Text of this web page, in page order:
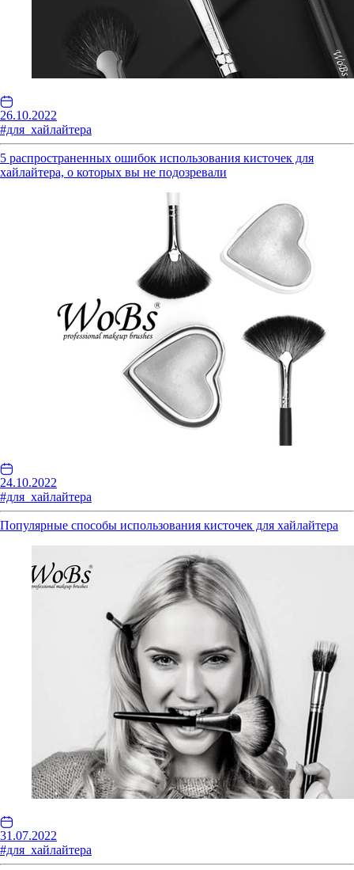
26.10.2022
#для_хайлайтера
5 распространенных ошибок использования кисточек для
хайлайтера, о которых вы не подозревали
24.10.2022
#для_хайлайтера
Популярные способы использования кисточек для хайлайтера
31.07.2022
#для_хайлайтера